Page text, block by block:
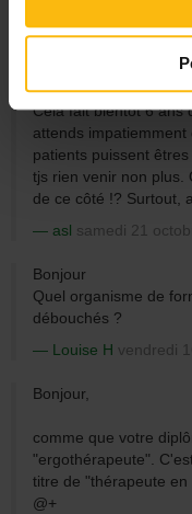
pour moi.
Cela fait bientôt 6 ans
attends
patients puissent
tjs rien venir non plus.
de ce côté !? Surtout,
asl samedi 21
Bonjour
Quel organisme de
débouchés ?
Louise H vendredi
Bonjour,
comme que votre
"ergothérapeute".
titre de "thérapeute en
@+